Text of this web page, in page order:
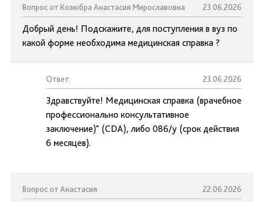
Вопрос от Козюбра Анастасия Мирославовна 23.06.2026
Добрый день! Подскажите, для поступления в вуз по
какой форме необходима медицинская справка ?
Ответ: 23.06.2026
Здравствуйте! Медицинская справка (врачебное
профессионально консультативное
заключение)" (CDA), либо 086/у (срок действия
6 месяцев).
Вопрос от Анастасия 22.06.2026